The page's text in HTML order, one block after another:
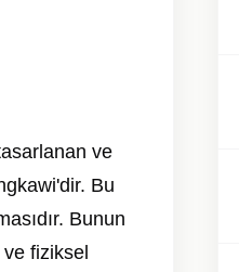
ve
Bu
Bunun
fiziksel